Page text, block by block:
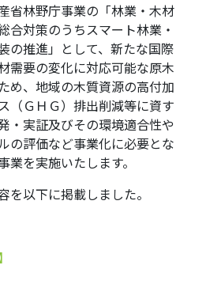
省林野庁事業の「林業・⽊材
合対策のうちスマート林業・
の推進」として、新たな国際
需要の変化に対応可能な原木
め、地域の木質資源の高付加
（ＧＨＧ）排出削減等に資す
・実証及びその環境適合性や
の評価など事業化に必要とな
業を実施いたします。
を以下に掲載しました。